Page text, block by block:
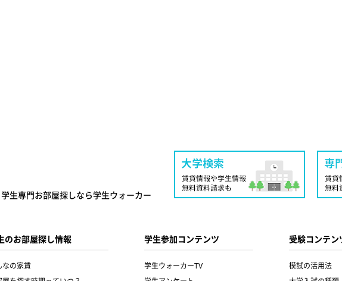
学生専門お部屋探しなら学生ウォーカー
のお部屋探し情報
なの家賃
学生参加コンテンツ
学生ウォーカーTV
受験コンテン
模試の活用法